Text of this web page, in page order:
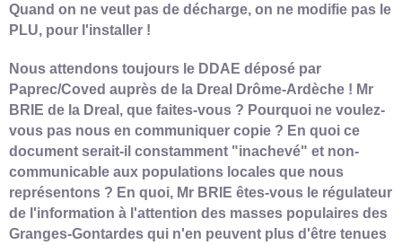
Quand on ne veut pas de décharge, on ne modifie pas le
PLU, pour l'installer !
Nous attendons toujours le DDAE déposé par
Paprec/Coved auprès de la Dreal Drôme-Ardèche ! Mr
BRIE de la Dreal, que faites-vous ? Pourquoi ne voulez-
vous pas nous en communiquer copie ? En quoi ce
document serait-il constamment "inachevé" et non-
communicable aux populations locales que nous
représentons ? En quoi, Mr BRIE êtes-vous le régulateur
de l'information à l'attention des masses populaires des
Granges-Gontardes qui n'en peuvent plus d'être tenues